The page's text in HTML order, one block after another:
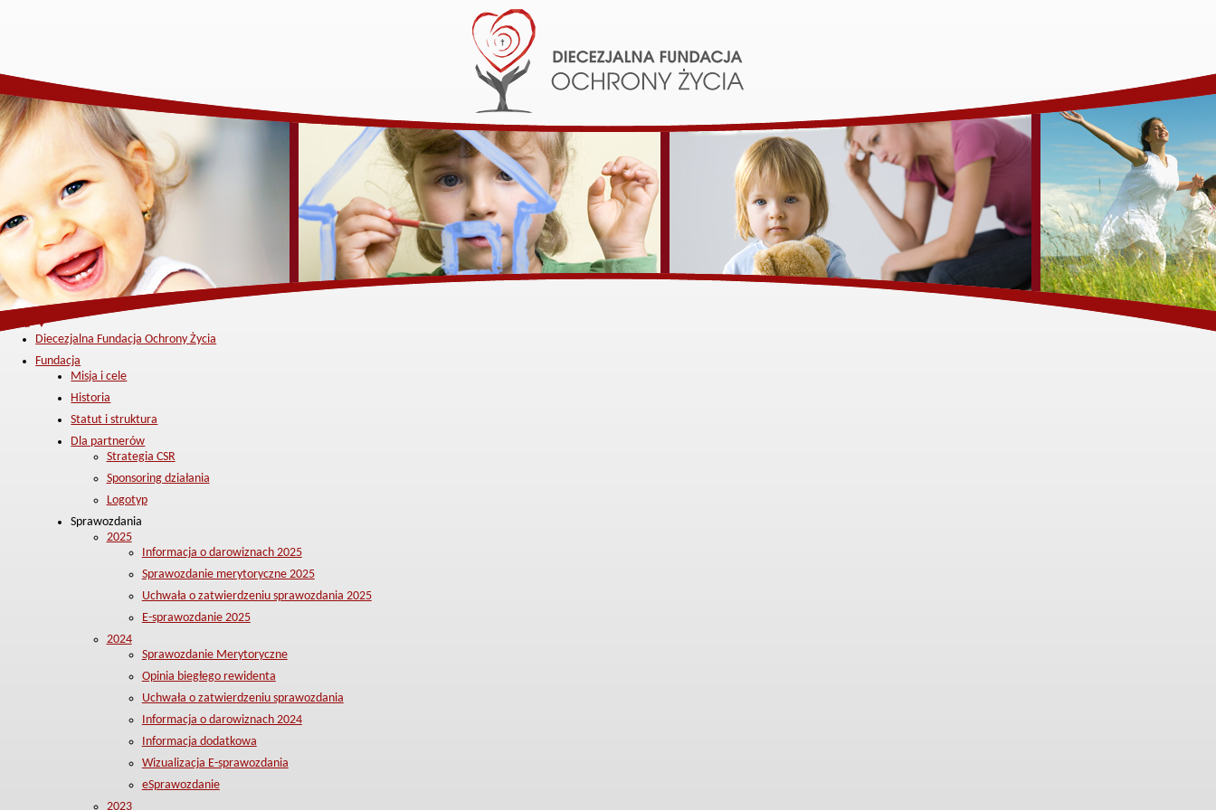
Menu ▼
Diecezjalna Fundacja Ochrony Życia
Fundacja
Misja i cele
Historia
Statut i struktura
Dla partnerów
Strategia CSR
Sponsoring działania
Logotyp
Sprawozdania
2025
Informacja o darowiznach 2025
Sprawozdanie merytoryczne 2025
Uchwała o zatwierdzeniu sprawozdania 2025
E-sprawozdanie 2025
2024
Sprawozdanie Merytoryczne
Opinia biegłego rewidenta
Uchwała o zatwierdzeniu sprawozdania
Informacja o darowiznach 2024
Informacja dodatkowa
Wizualizacja E-sprawozdania
eSprawozdanie
2023